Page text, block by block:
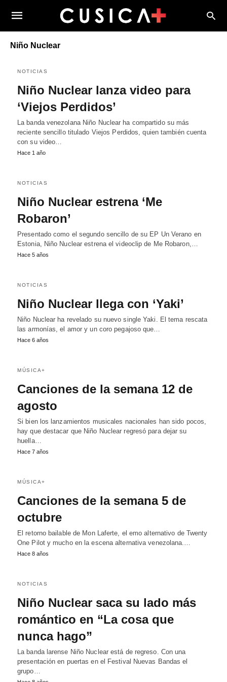
Niño Nuclear
NOTICIAS
Niño Nuclear lanza video para
‘Viejos Perdidos’
La banda venezolana Niño Nuclear ha compartido su más
reciente sencillo titulado Viejos Perdidos, quien también cuenta
con su video…
Hace 1 año
NOTICIAS
Niño Nuclear estrena ‘Me
Robaron’
Presentado como el segundo sencillo de su EP Un Verano en
Estonia, Niño Nuclear estrena el videoclip de Me Robaron,…
Hace 5 años
NOTICIAS
Niño Nuclear llega con ‘Yaki’
Niño Nuclear ha revelado su nuevo single Yaki. El tema rescata
las armonías, el amor y un coro pegajoso que…
Hace 6 años
MÚSICA+
Canciones de la semana 12 de
agosto
Si bien los lanzamientos musicales nacionales han sido pocos,
hay que destacar que Niño Nuclear regresó para dejar su
huella…
Hace 7 años
MÚSICA+
Canciones de la semana 5 de
octubre
El retorno bailable de Mon Laferte, el emo alternativo de Twenty
One Pilot y mucho en la escena alternativa venezolana.…
Hace 8 años
NOTICIAS
Niño Nuclear saca su lado más
romántico en “La cosa que
nunca hago”
La banda larense Niño Nuclear está de regreso. Con una
presentación en puertas en el Festival Nuevas Bandas el
grupo…